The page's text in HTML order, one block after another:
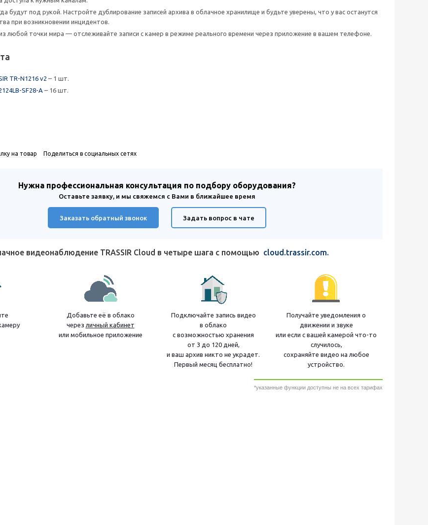
будут под рукой. Настройте дублирование записей архива в облачное хранилище и будьте уверены, что у вас останутся
при возникновении инцидентов.
любой точки мира — отслеживайте записи с камер в режиме реального времени через приложение в вашем телефоне.
TR-N1216 v2 – 1 шт.
SF28-A – 16 шт.
на товар Поделиться в социальных сетях
Нужна профессиональная консультация по подбору оборудования?
Оставьте заявку, и мы свяжемся с Вами в ближайшее время
Заказать обратный звонок Задать вопрос в чате
видеонаблюдение TRASSIR Cloud в четыре шага с помощью cloud.trassir.com.
Добавьте её в облако
через личный кабинет
или мобильное приложение
Подключайте запись видео
в облако
с возможностью хранения
от 3 до 120 дней,
и ваш архив никто не украдет.
Первый месяц бесплатно!
Получайте уведомления о
движении и звуке
или если с вашей камерой что-то
случилось,
сохраняйте видео на любое
устройство.
*указанные функции доступны не на всех тарифах